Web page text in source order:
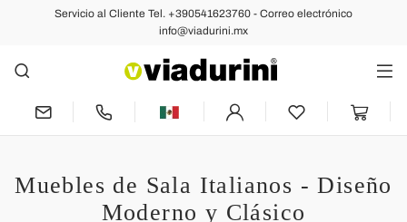
Servicio al Cliente Tel. +390541623760 - Correo electrónico
info@viadurini.mx
Muebles de Sala Italianos - Diseño
Moderno y Clásico